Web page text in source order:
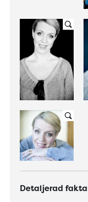
Detaljerad fakta